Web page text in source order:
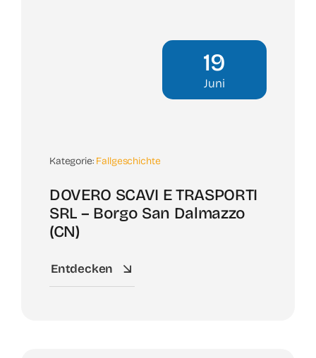
19
Juni
Kategorie: Fallgeschichte
DOVERO SCAVI E TRASPORTI
SRL – Borgo San Dalmazzo
(CN)
Entdecken